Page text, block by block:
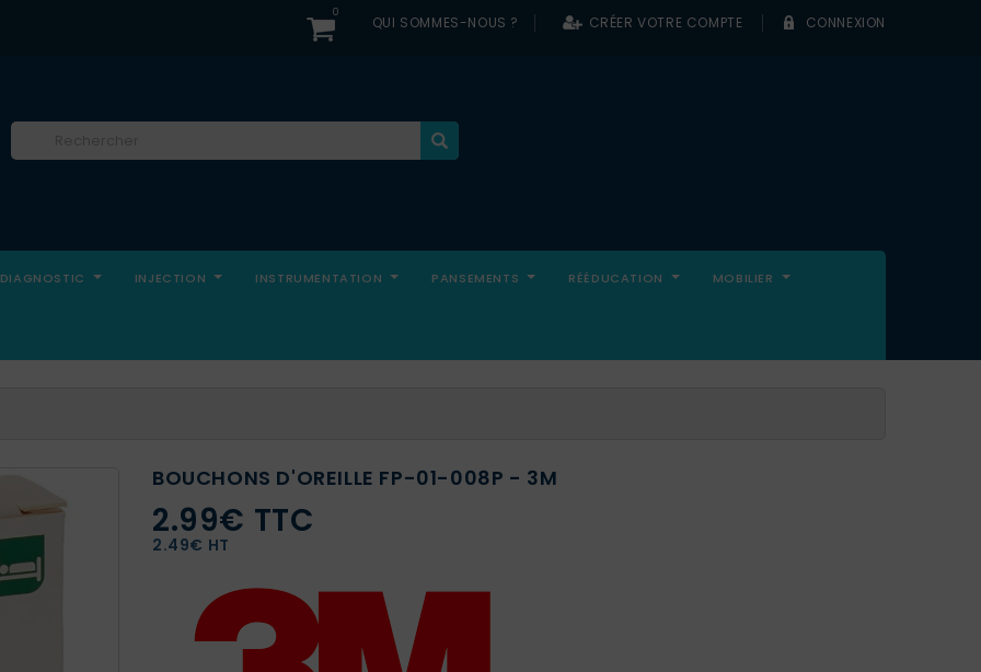
0
QUI SOMMES-NOUS ? CRÉER VOTRE COMPTE CONNEXION
DIAGNOSTIC INJECTION INSTRUMENTATION PANSEMENTS RÉÉDUCATION MOBILIER
BOUCHONS D'OREILLE FP-01-008P - 3M
2.99€ TTC
2.49€ HT